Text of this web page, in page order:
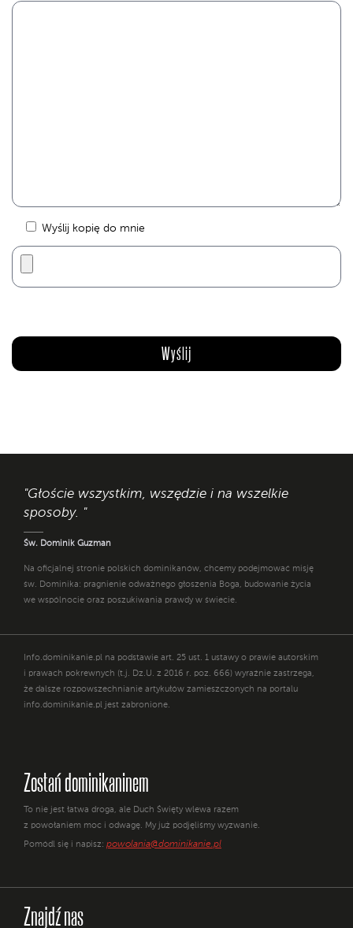
Wyślij kopię do mnie
"Głoście wszystkim, wszędzie i na wszelkie
sposoby. "
Św. Dominik Guzman
Na oficjalnej stronie polskich dominikanów, chcemy podejmować misję
św. Dominika: pragnienie odważnego głoszenia Boga, budowanie życia
we wspólnocie oraz poszukiwania prawdy w świecie.
Info.dominikanie.pl na podstawie art. 25 ust. 1 ustawy o prawie autorskim
i prawach pokrewnych (t.j. Dz.U. z 2016 r. poz. 666) wyraźnie zastrzega,
że dalsze rozpowszechnianie artykułów zamieszczonych na portalu
info.dominikanie.pl jest zabronione.
Zostań dominikaninem
To nie jest łatwa droga, ale Duch Święty wlewa razem
z powołaniem moc i odwagę. My już podjęliśmy wyzwanie.
Pomódl się i napisz: powolania@dominikanie.pl
Znajdź nas